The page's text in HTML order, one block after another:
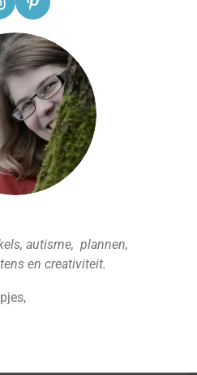
g
P
i
n
t
e
r
e
s
t
autisme, plannen,
en creativiteit.